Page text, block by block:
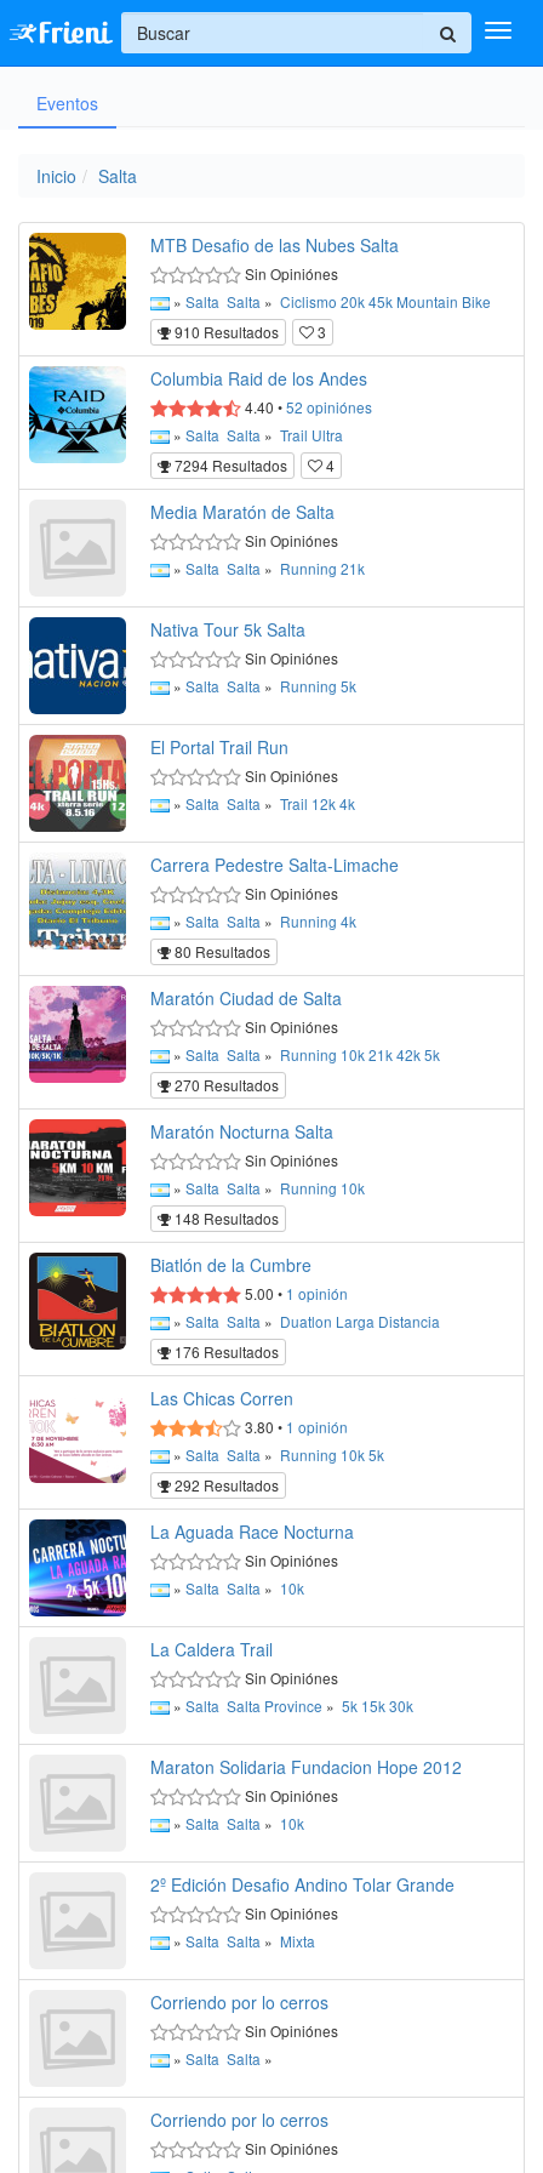
Ingresar
+
Eventos
Inicio Salta
MTB Desafio de las Nubes Salta
Sin Opiniónes
» Salta Salta » Ciclismo 20k45k Mountain Bike
910 Resultados
3
Columbia Raid de los Andes
4.40 •52 opiniónes
» Salta Salta » Trail Ultra
7294 Resultados
4
Media Maratón de Salta
Sin Opiniónes
» Salta Salta » Running 21k
Nativa Tour 5k Salta
Sin Opiniónes
» Salta Salta » Running 5k
El Portal Trail Run
Sin Opiniónes
» Salta Salta » Trail 12k4k
Carrera Pedestre Salta-Limache
Sin Opiniónes
» Salta Salta » Running 4k
80 Resultados
Maratón Ciudad de Salta
Sin Opiniónes
» Salta Salta » Running 10k21k42k5k
270 Resultados
Maratón Nocturna Salta
Sin Opiniónes
» Salta Salta » Running 10k
148 Resultados
Biatlón de la Cumbre
5.00 • 1 opinión
» Salta Salta » Duatlon Larga Distancia
176 Resultados
Las Chicas Corren
3.80 • 1 opinión
» Salta Salta » Running 10k5k
292 Resultados
La Aguada Race Nocturna
Sin Opiniónes
» Salta Salta » 10k
La Caldera Trail
Sin Opiniónes
» Salta Salta Province » 5k 15k30k
Maraton Solidaria Fundacion Hope 2012
Sin Opiniónes
» Salta Salta » 10k
2º Edición Desafio Andino Tolar Grande
Sin Opiniónes
» Salta Salta » Mixta
Corriendo por lo cerros
Sin Opiniónes
» Salta Salta »
Corriendo por lo cerros
Sin Opiniónes